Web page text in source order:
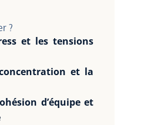
?
et les tensions
et la
d’équipe et